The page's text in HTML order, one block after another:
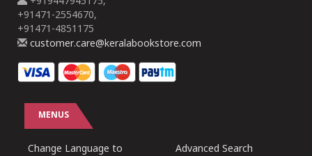
+91471-2554670,
+91471-4851175
customer.care@keralabookstore.com
MENUS
Change Language to
Advanced Search